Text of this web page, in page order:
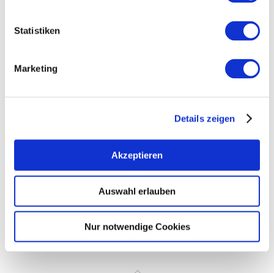
Statistiken
Marketing
Details zeigen
Akzeptieren
Auswahl erlauben
Nur notwendige Cookies
Öffnungszeiten Allgemein Besuchen
Kontakt Weitere Infos & Downloads